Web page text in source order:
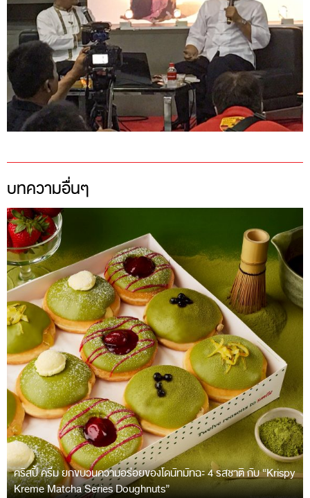
บทความอื่นๆ
คริสปี้ ครีม ยกขบวนความอร่อยของโดนัทมัทฉะ 4 รสชาติ กับ “Krispy
Kreme Matcha Series Doughnuts”